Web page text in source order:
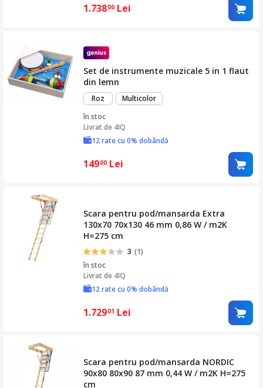
1.73800 Lei
Set de instrumente muzicale 5 in 1 flaut
din lemn
Roz
Multicolor
în stoc
Livrat de 4IQ
12 rate cu 0% dobândă
14900 Lei
Scara pentru pod/mansarda Extra
130x70 70x130 46 mm 0,86 W / m2K
H=275 cm
3 (1)
în stoc
Livrat de 4IQ
12 rate cu 0% dobândă
1.72901 Lei
Scara pentru pod/mansarda NORDIC
90x80 80x90 87 mm 0,44 W / m2K H=275
cm